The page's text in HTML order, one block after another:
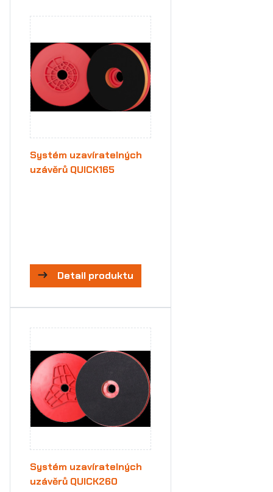
Systém uzavíratelných
uzávěrů QUICK165
Detail produktu
Systém uzavíratelných
uzávěrů QUICK260